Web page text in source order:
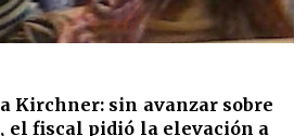
Kirchner: sin avanzar sobre
el fiscal pidió la elevación a